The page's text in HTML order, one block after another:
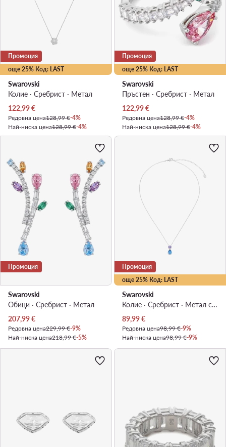
още 25% Код: LAST
Промоция
Swarovski
Колие · Сребрист · Mетал
Актуална цена
122,99€
Редовна цена128,99 €-4%
Най-ниска цена128,99 €-4%
още 25% Код: LAST
Промоция
Swarovski
Пръстен · Сребрист · Mетал
Актуална цена
122,99€
Редовна цена128,99 €-4%
Най-ниска цена128,99 €-4%
Промоция
Swarovski
Обици · Сребрист · Mетал
Актуална цена
207,99€
Редовна цена229,99 €-9%
Най-ниска цена218,99 €-5%
още 25% Код: LAST
Промоция
Swarovski
Колие · Сребрист · Метал с родиево покритие
Актуална цена
89,99€
Редовна цена98,99 €-9%
Най-ниска цена98,99 €-9%